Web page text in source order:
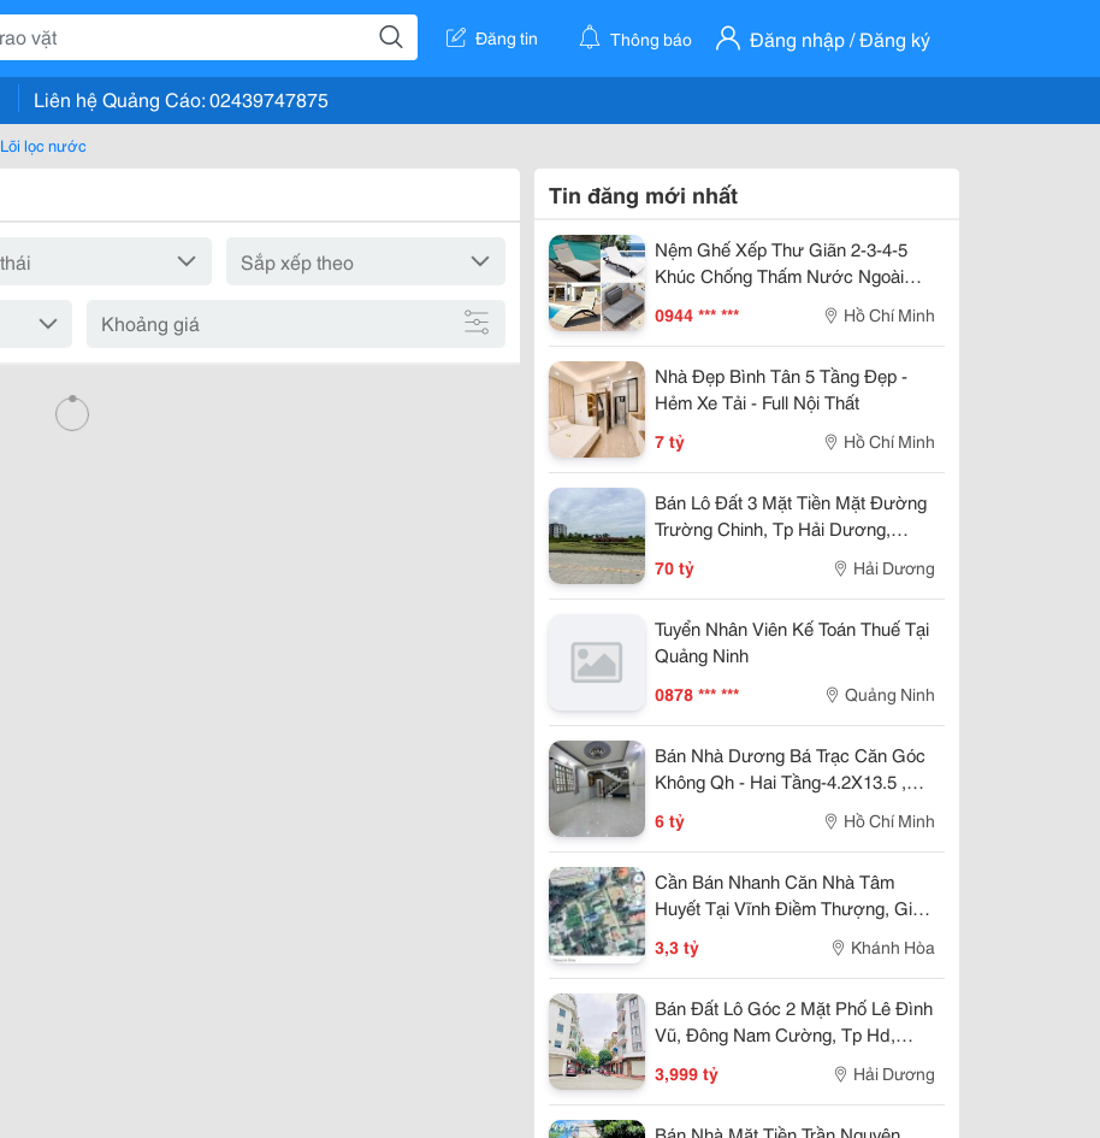
Đăng tin Thông báo Đăng nhập / Đăng ký
Liên hệ Quảng Cáo: 02439747875
Lõi lọc nước
Khoảng giá
Tin đăng mới nhất
Nệm Ghế Xếp Thư Giãn 2-3-4-5
Khúc Chống Thấm Nước Ngoài
Trời Bãi Biển Sân Vườn
0944 *** *** Hồ Chí Minh
Nhà Đẹp Bình Tân 5 Tầng Đẹp -
Hẻm Xe Tải - Full Nội Thất
7 tỷ Hồ Chí Minh
Bán Lô Đất 3 Mặt Tiền Mặt Đường
Trường Chinh, Tp Hải Dương,
789M2, Lô Góc, Kd Tốt, Vị Trí Đẹp
70 tỷ Hải Dương
Tuyển Nhân Viên Kế Toán Thuế Tại
Quảng Ninh
0878 *** *** Quảng Ninh
Bán Nhà Dương Bá Trạc Căn Góc
Không Qh - Hai Tầng-4.2X13.5 ,
6 tỷ Hồ Chí Minh
Cần Bán Nhanh Căn Nhà Tâm
Huyết Tại Vĩnh Điềm Thượng, Giá
3,3 tỷ Khánh Hòa
Bán Đất Lô Góc 2 Mặt Phố Lê Đình
Vũ, Đông Nam Cường, Tp Hd,
57.25M2, Đường 13.5M, 3.X Tỷ
3,999 tỷ Hải Dương